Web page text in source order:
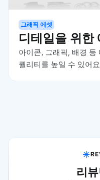
그래픽 에셋
디테일을 위
아이콘, 그래픽, 배경 등
퀄리티를 높일 수 있어
리